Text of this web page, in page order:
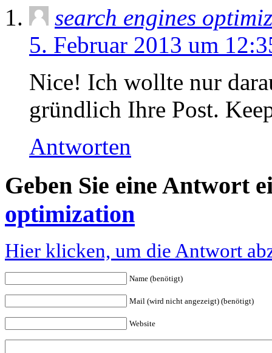
search engines
5. Februar 2013 um
Nice! Ich wollte nur
gründlich Ihre Post.
Antworten
Geben Sie eine Antwort
optimization
Hier klicken, um die Antwort
Name (benötigt)
Mail (wird nicht angezeigt) (benötigt)
Website